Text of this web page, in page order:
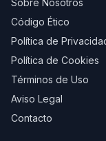
Sobre Nosotros
Código Ético
Política de
Política de Cookies
Términos de Uso
Aviso Legal
Contacto